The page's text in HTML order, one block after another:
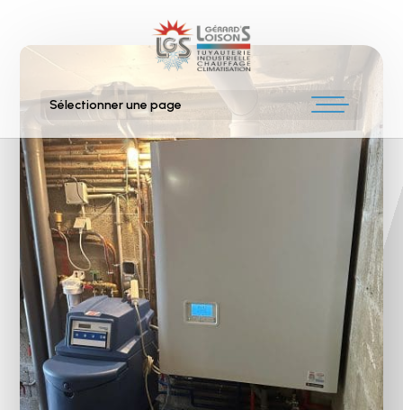
Sélectionner une page